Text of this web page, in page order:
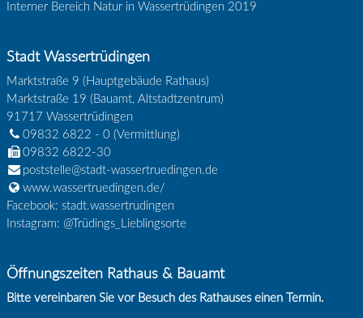
Interner Bereich Natur in Wassertrüdingen 2019
Stadt Wassertrüdingen
Marktstraße 9 (Hauptgebäude Rathaus)
Marktstraße 19 (Bauamt, Altstadtzentrum)
91717 Wassertrüdingen
09832 6822 - 0(Vermittlung)
09832 6822-30
poststelle@stadt-wassertruedingen.de
www.wassertruedingen.de/
Facebook: stadt.wassertrudingen
Instagram: @Trüdings_Lieblingsorte
Öffnungszeiten Rathaus & Bauamt
Bitte vereinbaren Sie vor Besuch des Rathauses einen Termin.